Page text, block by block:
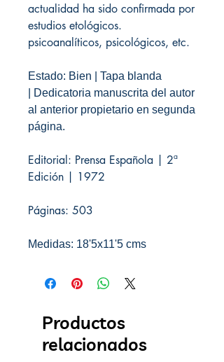
actualidad ha sido confirmada por
estudios etológicos.
psicoanalíticos, psicológicos, etc.
Estado: Bien | Tapa blanda
| Dedicatoria manuscrita del autor
al anterior propietario en segunda
página.
Editorial: Prensa Española | 2ª
Edición | 1972
Páginas: 503
Medidas: 18'5x11'5 cms
Productos
relacionados